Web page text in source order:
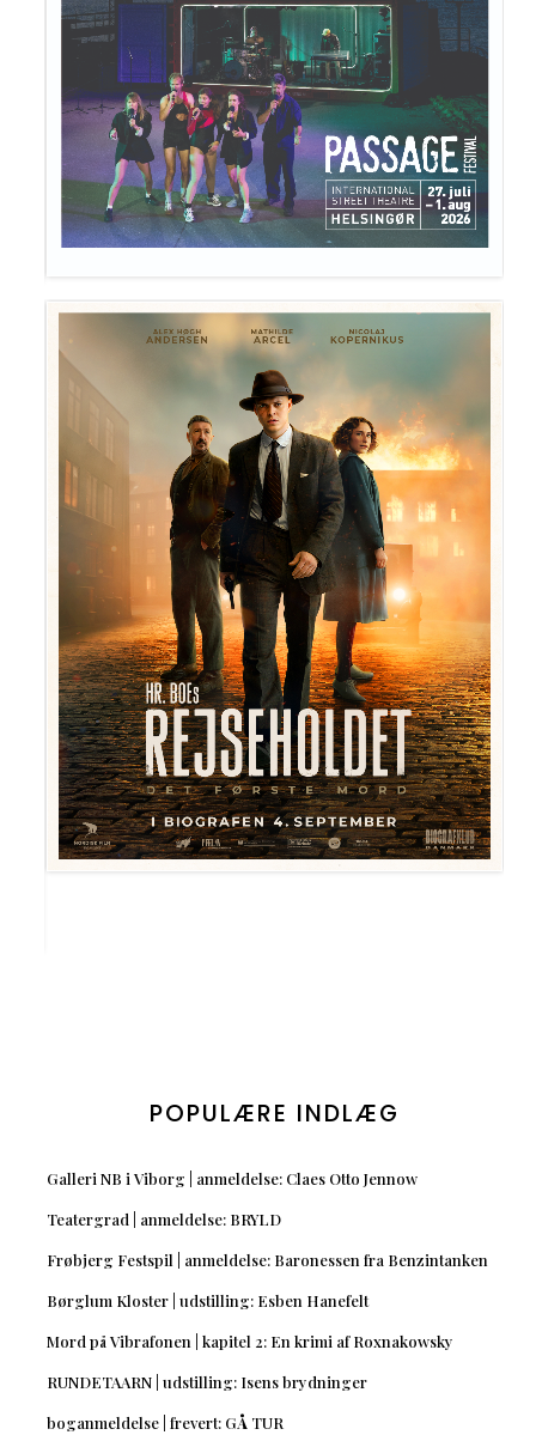
POPULÆRE INDLÆG
Galleri NB i Viborg | anmeldelse: Claes Otto Jennow
Teatergrad | anmeldelse: BRYLD
Frøbjerg Festspil | anmeldelse: Baronessen fra Benzintanken
Børglum Kloster | udstilling: Esben Hanefelt
Mord på Vibrafonen | kapitel 2: En krimi af Roxnakowsky
RUNDETAARN | udstilling: Isens brydninger
boganmeldelse | frevert: GÅ TUR